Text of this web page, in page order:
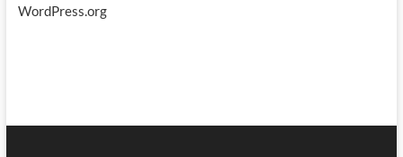
WordPress.org